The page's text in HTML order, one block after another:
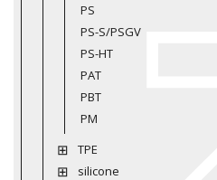
PS
PS-S/PSGV
PS-HT
PAT
PBT
PM
TPE
silicone